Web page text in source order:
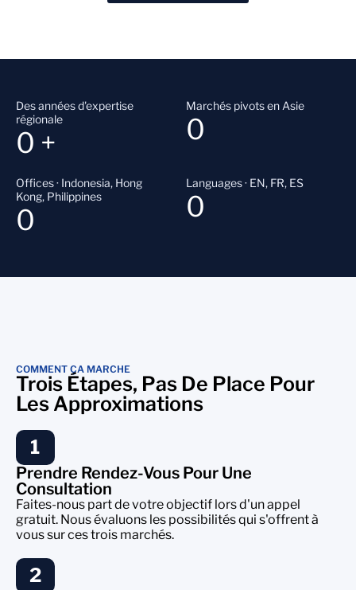
Des années d'expertise
régionale
0 +
Marchés pivots en Asie
0
Offices · Indonesia, Hong
Kong, Philippines
0
Languages · EN, FR, ES
0
COMMENT ÇA MARCHE
Trois Étapes, Pas De Place Pour
Les Approximations
1
Prendre Rendez-Vous Pour Une
Consultation
Faites-nous part de votre objectif lors d'un appel
gratuit. Nous évaluons les possibilités qui s'offrent à
vous sur ces trois marchés.
2